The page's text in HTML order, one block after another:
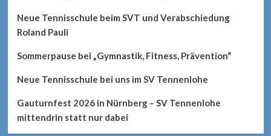
Neue Tennisschule beim SVT und Verabschiedung
Roland Pauli
Sommerpause bei „Gymnastik, Fitness, Prävention“
Neue Tennisschule bei uns im SV Tennenlohe
Gauturnfest 2026 in Nürnberg – SV Tennenlohe
mittendrin statt nur dabei